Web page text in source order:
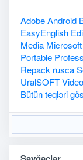
AdobeAndroid
EasyEnglish
Media Microsoft
Portable
Repack rusca
UralSOFTVideo
Bütün teqləri